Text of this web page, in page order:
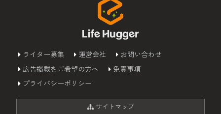
ライター募集 運営会社
お問い合わせ
広告掲載をご希望の方へ
免責事項
プライバシーポリシー
サイトマップ